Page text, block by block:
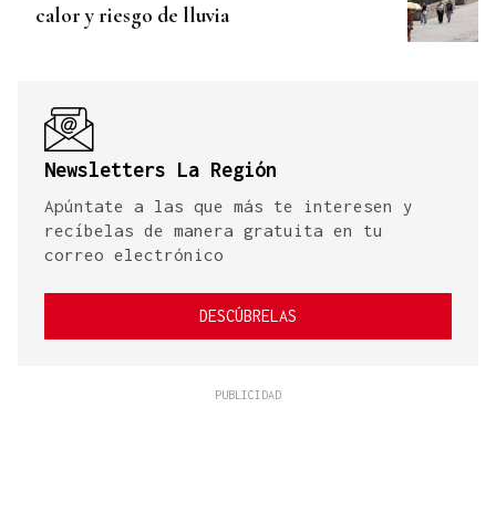
calor y riesgo de lluvia
Newsletters La Región
Apúntate a las que más te interesen y
recíbelas de manera gratuita en tu
correo electrónico
DESCÚBRELAS